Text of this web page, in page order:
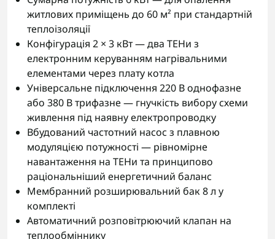
житлових приміщень до 60 м² при стандартній
теплоізоляції
Конфігурація 2 × 3 кВт — два ТЕНи з
електронним керуванням нагрівальними
елементами через плату котла
Універсальне підключення 220 В однофазне
або 380 В трифазне — гнучкість вибору схеми
живлення під наявну електропроводку
Вбудований частотний насос з плавною
модуляцією потужності — рівномірне
навантаження на ТЕНи та принципово
раціональніший енергетичний баланс
Мембранний розширювальний бак 8 л у
комплекті
Автоматичний розповітрюючий клапан на
теплообміннику